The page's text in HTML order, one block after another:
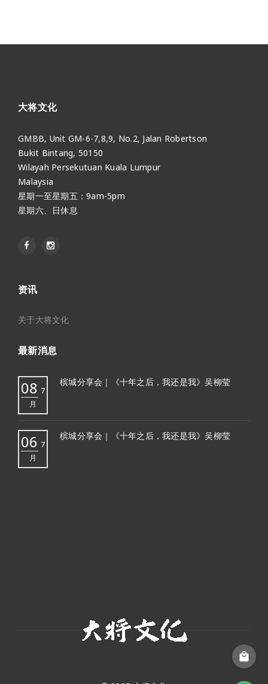
大将文化
GMBB, Unit GM-6-7,8,9, No.2, Jalan Robertson
Bukit Bintang, 50150
Wilayah Persekutuan Kuala Lumpur
Malaysia
星期一至星期五：9am-5pm
星期六、日休息
资讯
关于大将文化
最新消息
08 7
月
槟城分享会｜《十年之后，我还是我》吴柳莹
06 7
月
槟城分享会｜《十年之后，我还是我》吴柳莹